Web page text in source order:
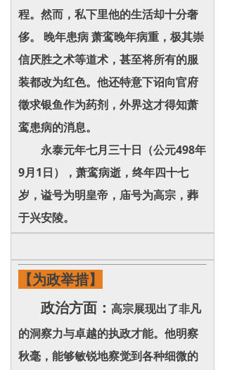
程。然而，私下里他的生活却十分奢
侈。 晚年患病 萧鸾晚年病重，极其崇
信厌胜之术等道术，甚至将所有的服
装都改为红色。他还特意下诏向官府
徵求银鱼作为药剂，外界这才得知萧
鸾患病的消息。
永泰元年七月三十日（公元498年
9月1日），萧鸾病逝，终年四十七
岁，谥号为明皇帝，庙号为高宗，葬
于兴安陵。
【为政举措】
政治方面： 高宗展现出了非凡
的洞察力与卓越的执政才能。他明察
秋毫，能够敏锐地察觉到各种细微的